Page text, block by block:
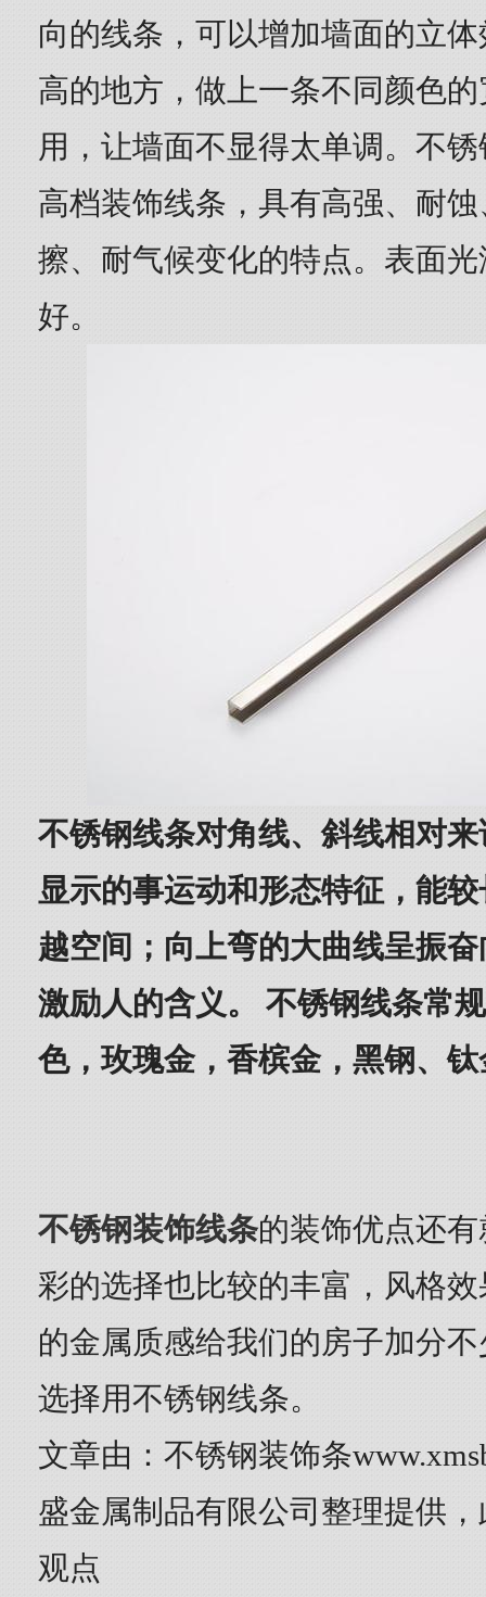
向的线条，可以增加墙面的立
高的地方，做上一条不同颜色
用，让墙面不显得太单调。不
高档装饰线条，具有高强、耐
擦、耐气候变化的特点。表面
好。
不锈钢线条对角线、斜线相对
显示的事运动和形态特征，能
越空间；向上弯的大曲线呈振
激励人的含义。 不锈钢线条常
色，玫瑰金，香槟金，黑钢、
不锈钢装饰线条的装饰优点还
彩的选择也比较的丰富，风格
的金属质感给我们的房子加分
选择用不锈钢线条。
文章由：不锈钢装饰条
盛金属制品有限公司整理提供
观点